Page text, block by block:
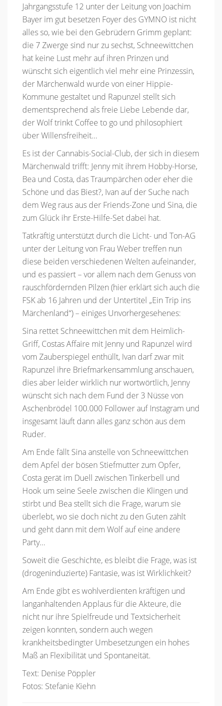
Jahrgangsstufe 12 unter der Leitung von Joachim
Bayer im gut besetzen Foyer des GYMNO ist nicht
alles so, wie bei den Gebrüdern Grimm geplant:
die 7 Zwerge sind nur zu sechst, Schneewittchen
hat keine Lust mehr auf ihren Prinzen und
wünscht sich eigentlich viel mehr eine Prinzessin,
der Märchenwald wurde von einer Hippie-
Kommune gestaltet und Rapunzel stellt sich
dementsprechend als freie Liebe Lebende dar,
der Wolf trinkt Coffee to go und philosophiert
über Willensfreiheit…
Es ist der Cannabis-Social-Club, der sich in diesem
Märchenwald trifft: Jenny mit ihrem Hobby-Horse,
Bea und Costa, das Traumpärchen oder eher die
Schöne und das Biest?, Ivan auf der Suche nach
dem Weg raus aus der Friends-Zone und Sina, die
zum Glück ihr Erste-Hilfe-Set dabei hat.
Tatkräftig unterstützt durch die Licht- und Ton-AG
unter der Leitung von Frau Weber treffen nun
diese beiden verschiedenen Welten aufeinander,
und es passiert – vor allem nach dem Genuss von
rauschfördernden Pilzen (hier erklärt sich auch die
FSK ab 16 Jahren und der Untertitel „Ein Trip ins
Märchenland“) – einiges Unvorhergesehenes:
Sina rettet Schneewittchen mit dem Heimlich-
Griff, Costas Affaire mit Jenny und Rapunzel wird
vom Zauberspiegel enthüllt, Ivan darf zwar mit
Rapunzel ihre Briefmarkensammlung anschauen,
dies aber leider wirklich nur wortwörtlich, Jenny
wünscht sich nach dem Fund der 3 Nüsse von
Aschenbrödel 100.000 Follower auf Instagram und
insgesamt läuft dann alles ganz schön aus dem
Ruder.
Am Ende fällt Sina anstelle von Schneewittchen
dem Apfel der bösen Stiefmutter zum Opfer,
Costa gerät im Duell zwischen Tinkerbell und
Hook um seine Seele zwischen die Klingen und
stirbt und Bea stellt sich die Frage, warum sie
überlebt, wo sie doch nicht zu den Guten zählt
und geht dann mit dem Wolf auf eine andere
Party…
Soweit die Geschichte, es bleibt die Frage, was ist
(drogeninduzierte) Fantasie, was ist Wirklichkeit?
Am Ende gibt es wohlverdienten kräftigen und
langanhaltenden Applaus für die Akteure, die
nicht nur ihre Spielfreude und Textsicherheit
zeigen konnten, sondern auch wegen
krankheitsbedingter Umbesetzungen ein hohes
Maß an Flexibilität und Spontaneität.
Text: Denise Pöppler
Fotos: Stefanie Kiehn